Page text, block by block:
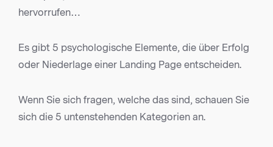
hervorrufen…
Es gibt 5 psychologische Elemente, die über Erfolg
oder Niederlage einer Landing Page entscheiden.
Wenn Sie sich fragen, welche das sind, schauen Sie
sich die 5 untenstehenden Kategorien an.